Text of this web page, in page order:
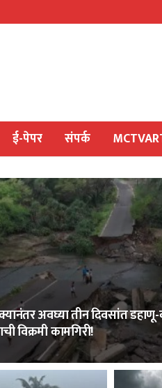
ई-पेपर संपर्क
अवघ्या तीन दिवसांत डहाणू-
विक्रमी कामगिरी!